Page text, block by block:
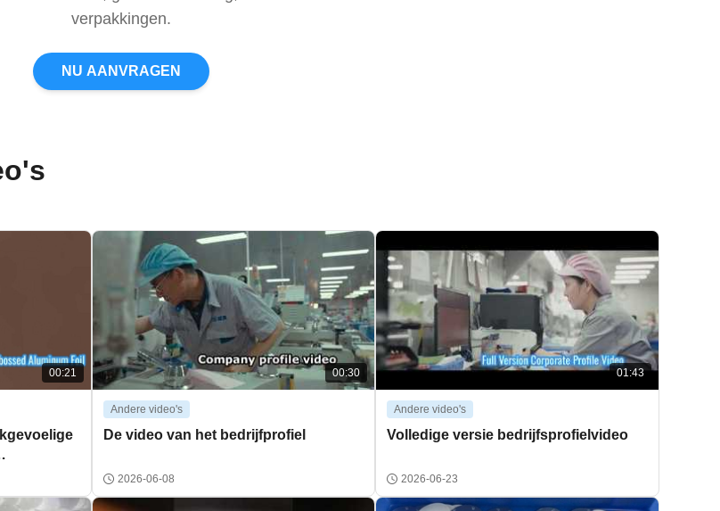
verpakkingen.
NU AANVRAGEN
00:21 00:30
Andere video's
De video van het bedrijfprofiel
2026-06-08
01:43
Andere video's
Volledige versie bedrijfsprofielvideo
2026-06-23